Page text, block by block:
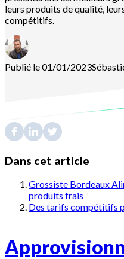
leurs produits de qualité,
compétitifs.
Publié le 01/01/2023
Dans cet article
Grossiste Bordeaux
produits frais
Des tarifs compétitifs